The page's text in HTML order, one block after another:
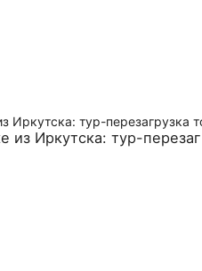
из Иркутска: тур-